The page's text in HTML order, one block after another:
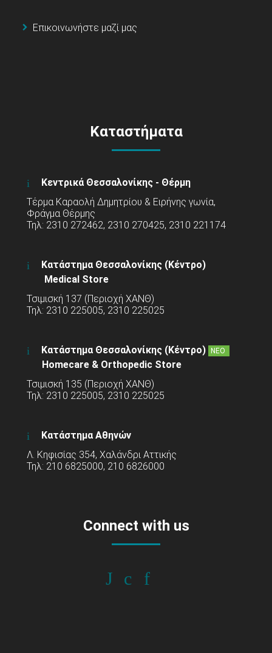
Επικοινωνήστε μαζί μας
Καταστήματα
Κεντρικά Θεσσαλονίκης - Θέρμη
Τέρμα Καραολή Δημητρίου & Ειρήνης γωνία,
Φράγμα Θέρμης
Τηλ: 2310 272462, 2310 270425, 2310 221174
Κατάστημα Θεσσαλονίκης (Κέντρο)
Medical Store
Τσιμισκή 137 (Περιοχή ΧΑΝΘ)
Τηλ: 2310 225005, 2310 225025
Κατάστημα Θεσσαλονίκης (Κέντρο) ΝΕΟ
Homecare & Orthopedic Store
Τσιμισκή 135 (Περιοχή ΧΑΝΘ)
Τηλ: 2310 225005, 2310 225025
Κατάστημα Αθηνών
Λ. Κηφισίας 354, Χαλάνδρι Αττικής
Τηλ: 210 6825000, 210 6826000
Connect with us